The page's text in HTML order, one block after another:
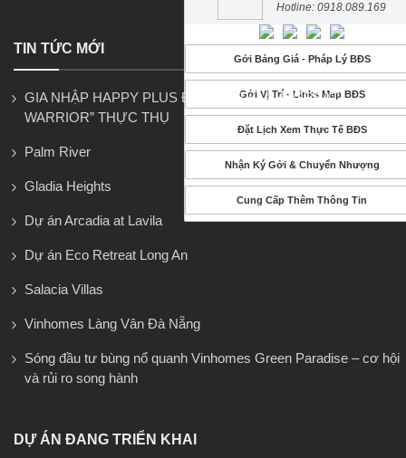
Hotline: 0918.089.169
Gởi Bảng Giá - Pháp Lý BĐS
Gởi Vị Trí - Links Map BĐS
Đặt Lịch Xem Thực Tế BĐS
Nhận Ký Gởi & Chuyển Nhượng
Cung Cấp Thêm Thông Tin
TIN TỨC MỚI
GIA NHẬP HAPPY PLUS ĐỂ TRỞ THÀNH “GREAT
WARRIOR” THỰC THỤ
Palm River
Gladia Heights
Dự án Arcadia at Lavila
Dự án Eco Retreat Long An
Salacia Villas
Vinhomes Làng Vân Đà Nẵng
Sóng đầu tư bùng nổ quanh Vinhomes Green Paradise – cơ hội
và rủi ro song hành
DỰ ÁN ĐANG TRIỂN KHAI